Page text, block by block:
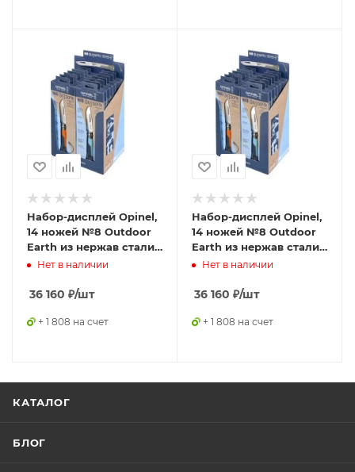
Набор-дисплей Opinel,
14 ножей №8 Outdoor
Earth из нержав стали,
7 синих + 7 оранжевых,
Нет в наличии
36 160 ₽/шт
+ 1 808 на счет
Набор-дисплей Opinel,
14 ножей №8 Outdoor
Earth из нержав стали,
7 красных + 7 зеленых,
Нет в наличии
36 160 ₽/шт
+ 1 808 на счет
КАТАЛОГ
БЛОГ